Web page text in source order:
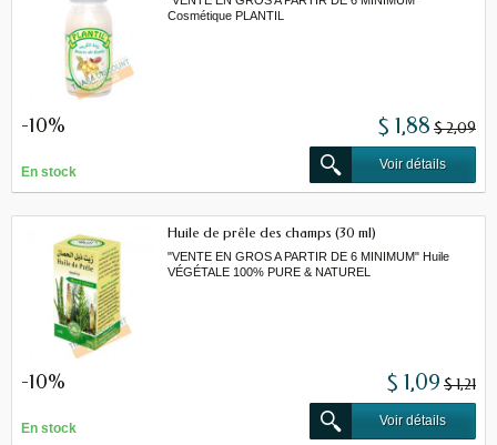
Cosmétique PLANTIL
-10% $ 1,88 $ 2,09
En stock
Voir détails
Huile de prêle des champs (30 ml)
"VENTE EN GROS A PARTIR DE 6 MINIMUM" Huile
VÉGÉTALE 100% PURE & NATUREL
-10% $ 1,09 $ 1,21
En stock
Voir détails